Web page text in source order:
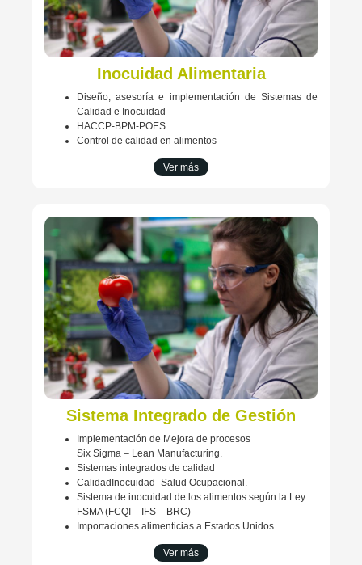
Inocuidad Alimentaria
Diseño, asesoría e implementación de Sistemas de
Calidad e Inocuidad
HACCP-BPM-POES.
Control de calidad en alimentos
Ver más
Sistema Integrado de Gestión
Implementación de Mejora de procesos
Six Sigma – Lean Manufacturing.
Sistemas integrados de calidad
CalidadInocuidad- Salud Ocupacional.
Sistema de inocuidad de los alimentos según la Ley
FSMA (FCQI – IFS – BRC)
Importaciones alimenticias a Estados Unidos
Ver más